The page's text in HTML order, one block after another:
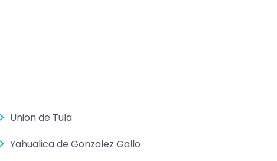
Union de Tula
Yahualica de Gonzalez Gallo